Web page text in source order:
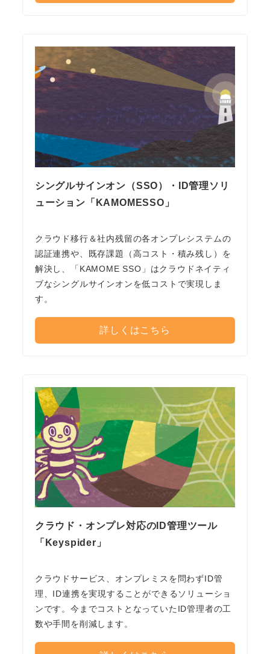
シングルサインオン（SSO）・ID管理ソリ
ューション「KAMOMESSO」
クラウド移行＆社内残留の各オンプレシステムの
認証連携や、既存課題（高コスト・積み残し）を
解決し、「KAMOME SSO」はクラウドネイティ
ブなシングルサインオンを低コストで実現しま
す。
詳しくはこちら
クラウド・オンプレ対応のID管理ツール
「Keyspider」
クラウドサービス、オンプレミスを問わずID管
理、ID連携を実現することができるソリューショ
ンです。今までコストとなっていたID管理者の工
数や手間を削減します。